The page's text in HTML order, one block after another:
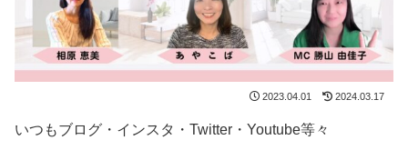
2023.04.01 2024.03.17
いつもブログ・インスタ・Twitter・Youtube等々